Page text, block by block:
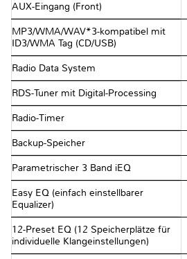
AUX-Eingang (Front)
MP3/WMA/WAV*3-kompatibel mit
ID3/WMA Tag (CD/USB)
Radio Data System
RDS-Tuner mit Digital-Processing
Radio-Timer
Backup-Speicher
Parametrischer 3 Band iEQ
Easy EQ (einfach einstellbarer
Equalizer)
12-Preset EQ (12 Speicherplätze für
individuelle Klangeinstellungen)